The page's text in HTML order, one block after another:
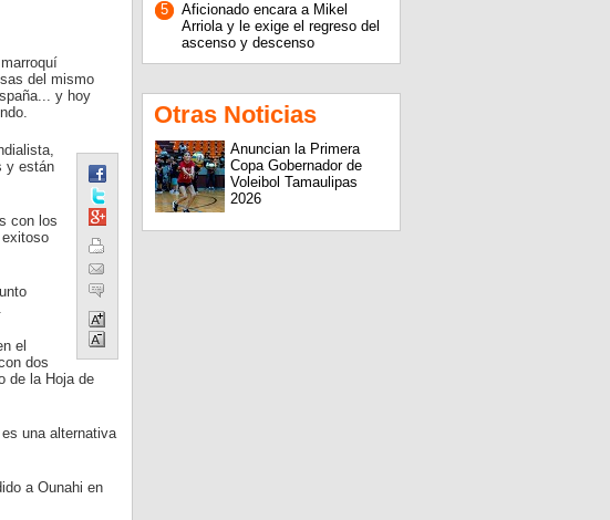
del mismo
y hoy
y están
con los
el
dos
de la Hoja de
una alternativa
a Ounahi en
5
Aficionado encara a Mikel
Arriola y le exige el regreso del
ascenso y descenso
Otras Noticias
Anuncian la Primera
Copa Gobernador de
Voleibol Tamaulipas
2026